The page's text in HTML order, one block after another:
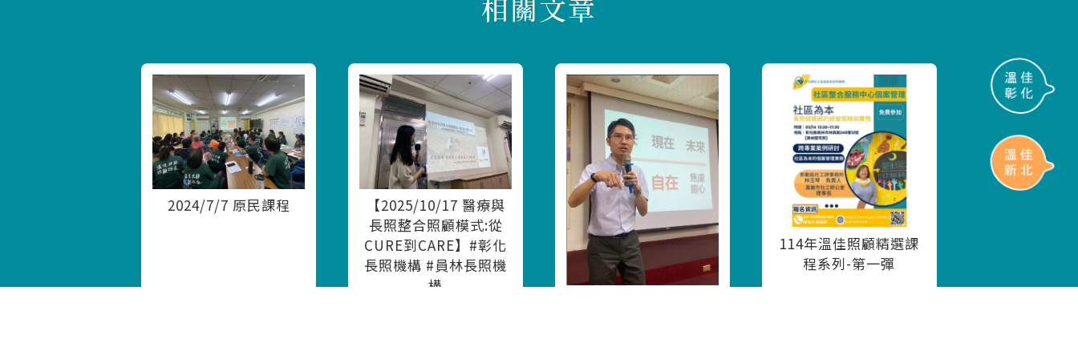
2024/7/7 原民課程
【2025/10/17 醫療與
長照整合照顧模式:從
CURE到CARE】#彰化
長照機構 #員林長照機
構
114年溫佳照顧精選課
程系列-第一彈